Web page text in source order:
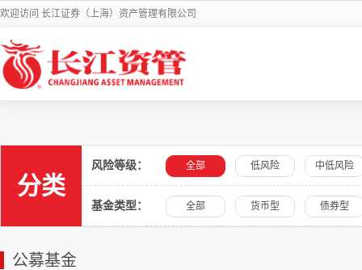
欢迎访问 长江证券（上海）资产管理有限公司
分类
风险等级： 全部 低风险 中低风险
基金类型： 全部 货币型 债券型
公募基金